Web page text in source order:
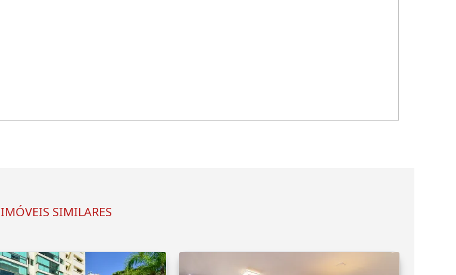
IMÓVEIS SIMILARES